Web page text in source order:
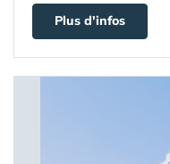
Plus d'infos